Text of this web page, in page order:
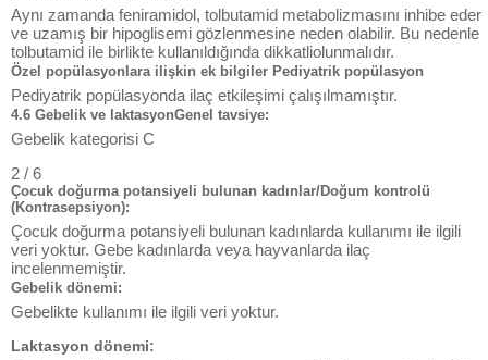
Aynı zamanda feniramidol, tolbutamid metabolizmasını inhibe eder
ve uzamış bir hipoglisemi gözlenmesine neden olabilir. Bu nedenle
tolbutamid ile birlikte kullanıldığında dikkatliolunmalıdır.
Özel popülasyonlara ilişkin ek bilgiler Pediyatrik popülasyon
Pediyatrik popülasyonda ilaç etkileşimi çalışılmamıştır.
4.6 Gebelik ve laktasyonGenel tavsiye:
Gebelik kategorisi C
2 / 6
Çocuk doğurma potansiyeli bulunan kadınlar/Doğum kontrolü
(Kontrasepsiyon):
Çocuk doğurma potansiyeli bulunan kadınlarda kullanımı ile ilgili
veri yoktur. Gebe kadınlarda veya hayvanlarda ilaç
incelenmemiştir.
Gebelik dönemi:
Gebelikte kullanımı ile ilgili veri yoktur.
Laktasyon dönemi: